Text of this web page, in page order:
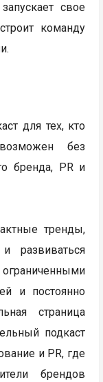
свое
команду
для тех, кто
без
бренда, PR и
тренды,
развиваться
ограниченными
и постоянно
страница
подкаст
и PR, где
брендов